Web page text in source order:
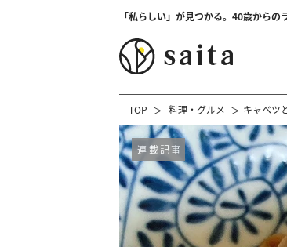
「私らしい」が見つかる。40歳からの
TOP 料理・グルメ キャベツ
連載記事